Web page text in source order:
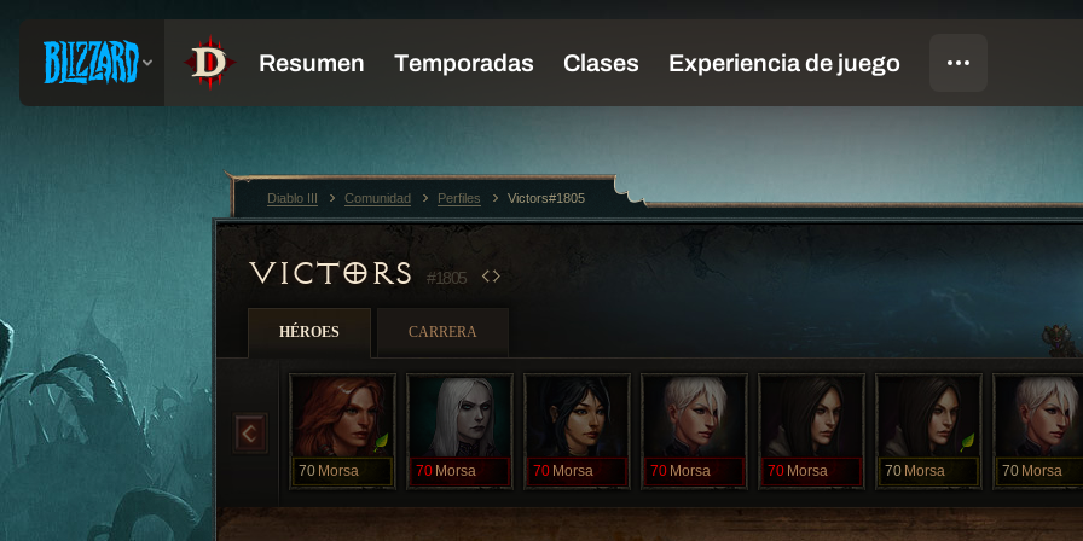
VICTORS #1805
HÉROES CARRERA
70 Morsa 70 Morsa 70 Morsa 70 Morsa 70 Morsa 70 Morsa 70 Morsa
Diablo III Comunidad Perfiles Victors#1805